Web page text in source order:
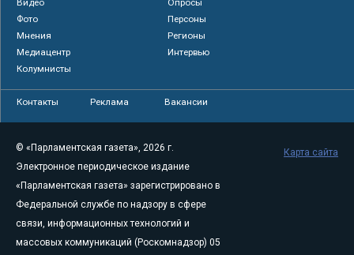
Видео
Опросы
Фото
Персоны
Мнения
Регионы
Медиацентр
Интервью
Колумнисты
Контакты Реклама Вакансии
© «Парламентская газета», 2026 г.
Электронное периодическое издание
«Парламентская газета» зарегистрировано в
Федеральной службе по надзору в сфере
связи, информационных технологий и
массовых коммуникаций (Роскомнадзор) 05
Карта сайта